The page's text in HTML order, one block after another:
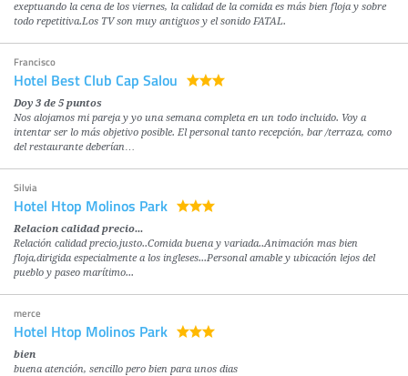
exeptuando la cena de los viernes, la calidad de la comida es más bien floja y sobre
todo repetitiva.Los TV son muy antiguos y el sonido FATAL.
Francisco
Hotel Best Club Cap Salou
Doy 3 de 5 puntos
Nos alojamos mi pareja y yo una semana completa en un todo incluido. Voy a
intentar ser lo más objetivo posible. El personal tanto recepción, bar /terraza, como
del restaurante deberían…
Silvia
Hotel Htop Molinos Park
Relacion calidad precio...
Relación calidad precio,justo..Comida buena y variada..Animación mas bien
floja,dirigida especialmente a los ingleses...Personal amable y ubicación lejos del
pueblo y paseo marítimo...
merce
Hotel Htop Molinos Park
bien
buena atención, sencillo pero bien para unos dias